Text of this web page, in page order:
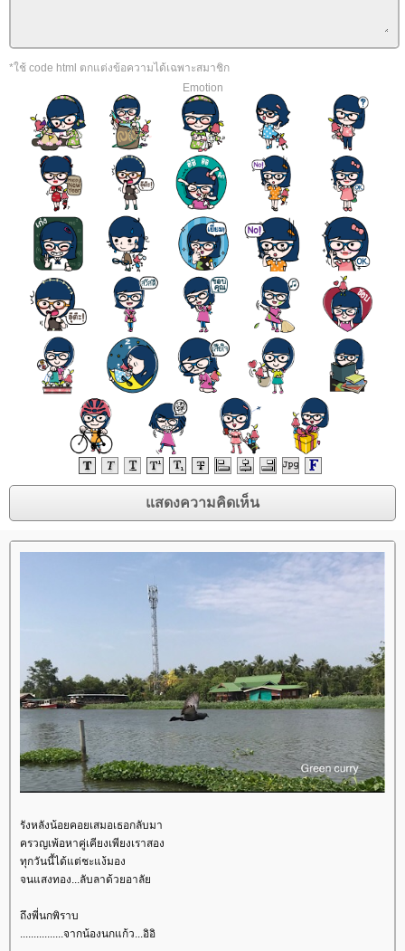
*ใช้ code html ตกแต่งข้อความได้เฉพาะสมาชิก
Emotion
รังหลังน้อยคอยเสมอเธอกลับมา
ครวญเพ้อหาคู่เคียงเพียงเราสอง
ทุกวันนี้ได้แต่ชะแง้มอง
จนแสงทอง...ลับลาด้วยอาลั
ถึงพี่นกพิราบ
................จากน้องนกแก้ว...อิอิ